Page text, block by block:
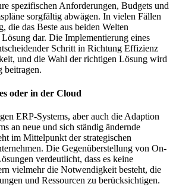
spezifischen Anforderungen, Budgets und
sorgfältig abwägen. In vielen Fällen
die das Beste aus beiden Welten
dar. Die Implementierung eines
Schritt in Richtung Effizienz
und die Wahl der richtigen Lösung wird
beitragen.
oder in der Cloud
ERP-Systems, aber auch die Adaption
an neue und sich ständig ändernde
im Mittelpunkt der strategischen
Die Gegenüberstellung von On-
verdeutlicht, dass es keine
vielmehr die Notwendigkeit besteht, die
und Ressourcen zu berücksichtigen.